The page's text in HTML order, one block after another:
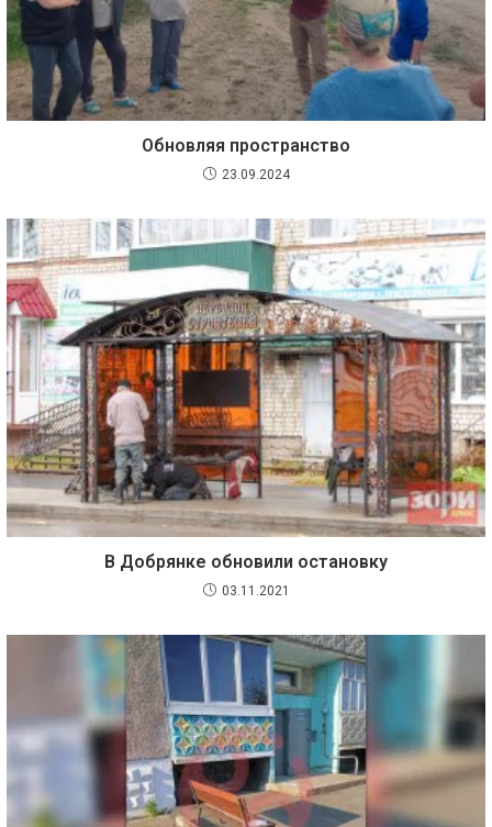
Обновляя пространство
23.09.2024
В Добрянке обновили остановку
03.11.2021